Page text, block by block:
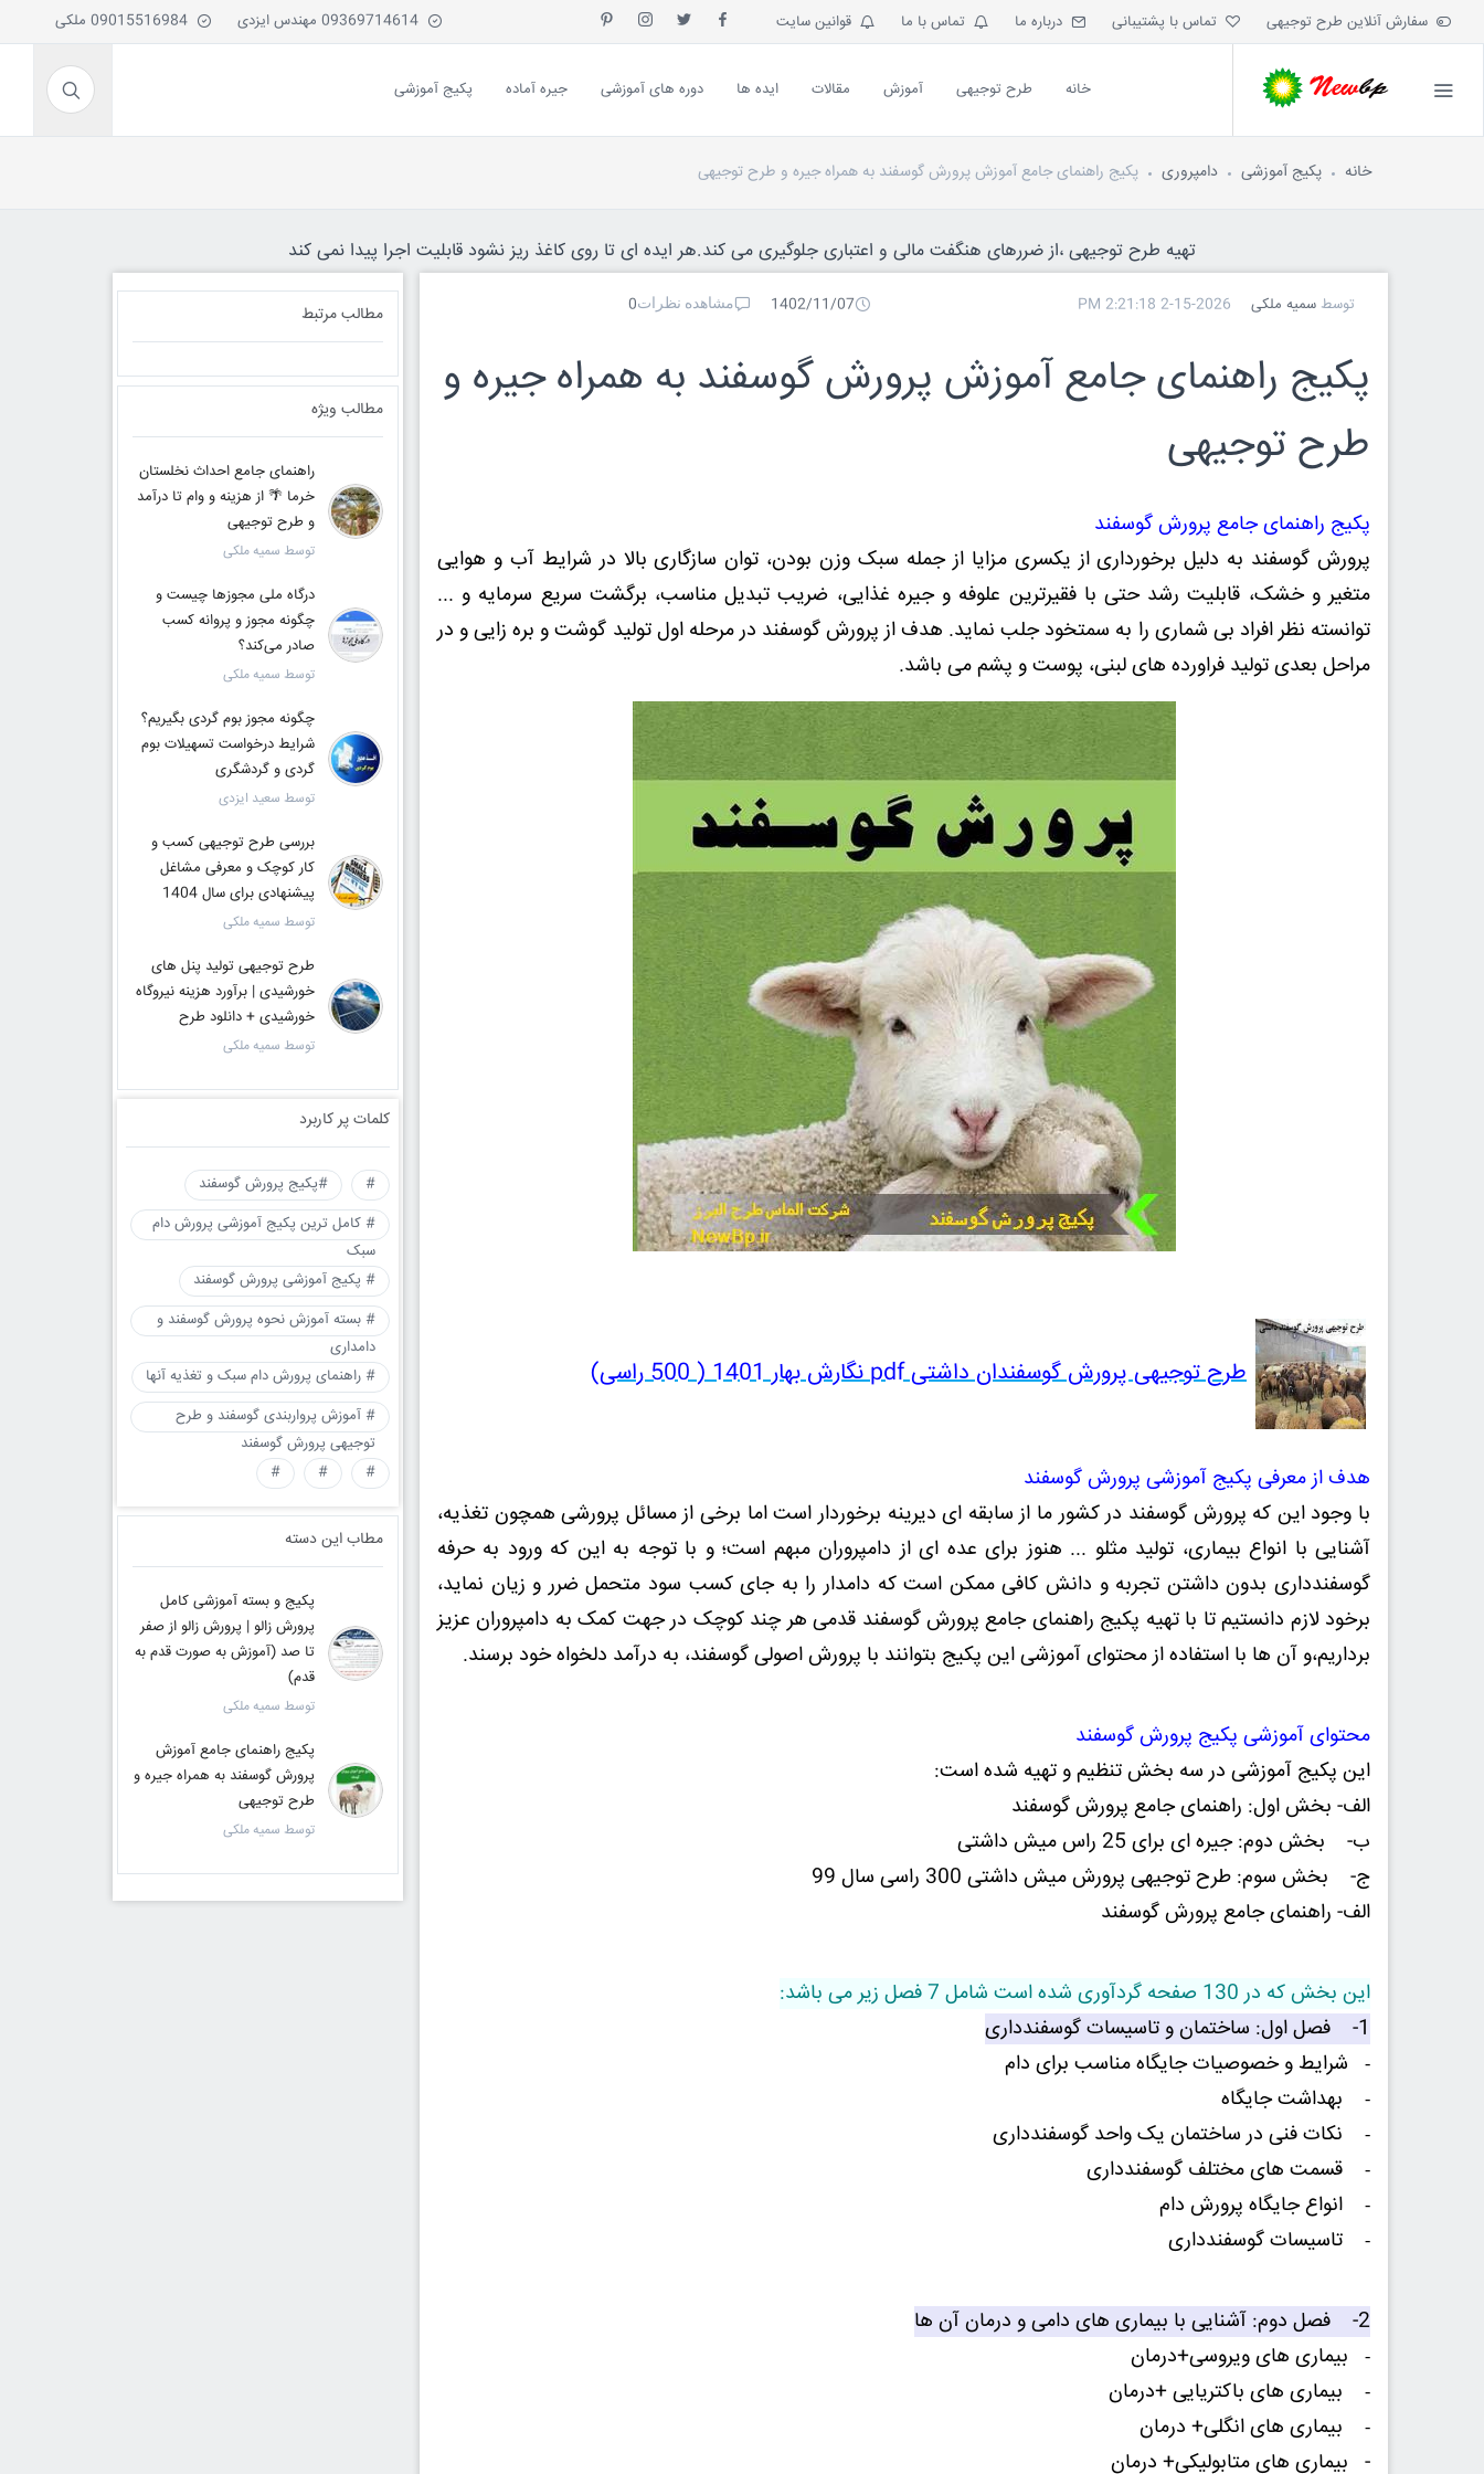
سفارش آنلاین طرح توجیهی تماس با پشتیبانی درباره ما تماس با ما قوانین سایت
خانه طرح توجیهی آموزش مقالات ایده ها دوره های آموزشی جیره آماده پکیج آموزشی
خانه پکیج آموزشی دامپروری پکیج راهنمای جامع آموزش پرورش گوسفند به همراه جیره و طرح توجیهی
تهیه طرح توجیهی ،از ضررهای هنگفت مالی و اعتباری جلوگیری می کند.هر ایده ای تا روی کاغذ ریز نشود قابلیت اجرا پیدا نمی کند
توسط سمیه ملکی 2-15-2026 2:21:18 PM
1402/11/07 مشاهده نظرات0
پکیج راهنمای جامع آموزش پرورش گوسفند به همراه جیره و
طرح توجیهی
پکیج راهنمای جامع پرورش گوسفند
پرورش گوسفند به دلیل برخورداری از یکسری مزایا از جمله سبک وزن بودن، توان سازگاری بالا در شرایط آب و هوایی
متغیر و خشک، قابلیت رشد حتی با فقیرترین علوفه و جیره غذایی، ضریب تبدیل مناسب، برگشت سریع سرمایه و ...
توانسته نظر افراد بی شماری را به سمتخود جلب نماید. هدف از پرورش گوسفند در مرحله اول تولید گوشت و بره زایی و در
مراحل بعدی تولید فراورده های لبنی، پوست و پشم می باشد.
طرح توجیهی پرورش گوسفندان داشتی pdf نگارش بهار 1401 ( 500 راسی)
هدف از معرفی پکیج آموزشی پرورش گوسفند
با وجود این که پرورش گوسفند در کشور ما از سابقه ای دیرینه برخوردار است اما برخی از مسائل پرورشی همچون تغذیه،
آشنایی با انواع بیماری، تولید مثلو ... هنوز برای عده ای از دامپروران مبهم است؛ و با توجه به این که ورود به حرفه
گوسفندداری بدون داشتن تجربه و دانش کافی ممکن است که دامدار را به جای کسب سود متحمل ضرر و زیان نماید،
برخود لازم دانستیم تا با تهیه پکیج راهنمای جامع پرورش گوسفند قدمی هر چند کوچک در جهت کمک به دامپروران عزیز
برداریم،و آن ها با استفاده از محتوای آموزشی این پکیج بتوانند با پرورش اصولی گوسفند، به درآمد دلخواه خود برسند.
محتوای آموزشی پکیج پرورش گوسفند
این پکیج آموزشی در سه بخش تنظیم و تهیه شده است:
الف- بخش اول: راهنمای جامع پرورش گوسفند
ب‌- بخش دوم: جیره ای برای 25 راس میش داشتی
ج‌- بخش سوم: طرح توجیهی پرورش میش داشتی 300 راسی سال 99
الف- راهنمای جامع پرورش گوسفند
این بخش که در 130 صفحه گردآوری شده است شامل 7 فصل زیر می باشد:
1- فصل اول: ساختمان و تاسیسات گوسفندداری
- شرایط و خصوصیات جایگاه مناسب برای دام
- بهداشت جایگاه
- نکات فنی در ساختمان یک واحد گوسفندداری
- قسمت های مختلف گوسفندداری
- انواع جایگاه پرورش دام
- تاسیسات گوسفندداری
2- فصل دوم: آشنایی با بیماری های دامی و درمان آن ها
- بیماری های ویروسی+درمان
- بیماری های باکتریایی +درمان
-
بیماری های انگلی+ درمان
- بیماری های متابولیکی+ درمان
مطالب مرتبط
مطالب ویژه
راهنمای جامع احداث نخلستان
خرما 🌴 از هزینه و وام تا درآمد
و طرح توجیهی
توسط سمیه ملکی
درگاه ملی مجوزها چیست و
چگونه مجوز و پروانه کسب
صادر می‌کند؟
توسط سمیه ملکی
چگونه مجوز بوم گردی بگیریم؟
شرایط درخواست تسهیلات بوم
گردی و گردشگری
توسط سعید ایزدی
بررسی طرح توجیهی کسب و
کار کوچک و معرفی مشاغل
پیشنهادی برای سال 1404
توسط سمیه ملکی
طرح توجیهی تولید پنل های
خورشیدی | برآورد هزینه نیروگاه
خورشیدی + دانلود طرح
توسط سمیه ملکی
کلمات پر کاربرد
#
#پکیج پرورش گوسفند
# کامل ترین پکیج آموزشی پرورش دام
سبک
# پکیج آموزشی پرورش گوسفند
# بسته آموزش نحوه پرورش گوسفند و
دامداری
# راهنمای پرورش دام سبک و تغذیه آنها
# آموزش پرواربندی گوسفند و طرح
توجیهی پرورش گوسفند
#
#
#
مطاب این دسته
پکیج و بسته آموزشی کامل
پرورش زالو | پرورش زالو از صفر
تا صد (آموزش به صورت قدم به
قدم)
توسط سمیه ملکی
پکیج راهنمای جامع آموزش
پرورش گوسفند به همراه جیره و
طرح توجیهی
توسط سمیه ملکی